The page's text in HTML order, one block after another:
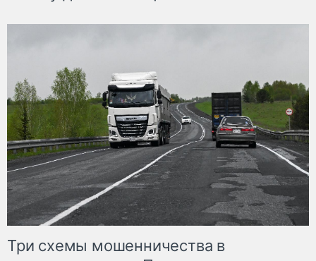
Три схемы мошенничества в